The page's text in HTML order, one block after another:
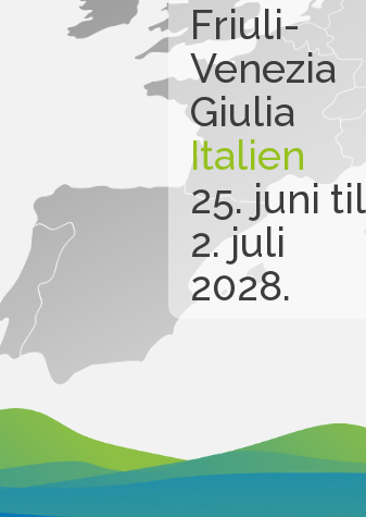
Friuli-
Venezia
Giulia
Italien
25. juni til
2. juli
2028.